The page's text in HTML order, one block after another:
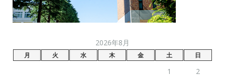
2026年8月
月 火 水 木 金 土 日
1 2